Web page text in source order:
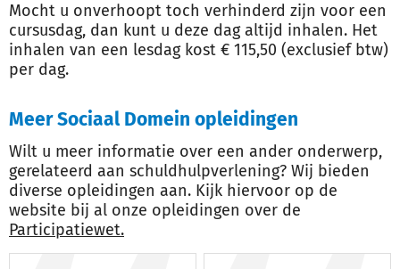
Mocht u onverhoopt toch verhinderd zijn voor een
cursusdag, dan kunt u deze dag altijd inhalen. Het
inhalen van een lesdag kost € 115,50 (exclusief btw)
per dag.
Meer Sociaal Domein opleidingen
Wilt u meer informatie over een ander onderwerp,
gerelateerd aan schuldhulpverlening? Wij bieden
diverse opleidingen aan. Kijk hiervoor op de
website bij al onze opleidingen over de
Participatiewet.